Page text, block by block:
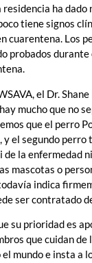
residencia ha dado
tiene signos
cuarentena. Los
probados durante
el Dr.
mucho que no
que el perro
y el segundo perro
de la enfermedad
mascotas o
indica
ser contratado
su prioridad es
que cuidan de
mundo e insta a